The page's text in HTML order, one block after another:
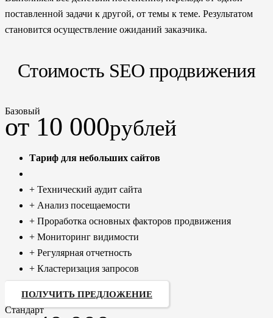
поставленной задачи к другой, от темы к теме. Результатом
становится осуществление ожиданий заказчика.
Стоимость SEO продвижения
Базовый
от 10 000рублей
Тариф для небольших сайтов
+ Технический аудит сайта
+ Анализ посещаемости
+ Проработка основных факторов продвижения
+ Мониторинг видимости
+ Регулярная отчетность
+ Кластеризация запросов
ПОЛУЧИТЬ ПРЕДЛОЖЕНИЕ
Стандарт